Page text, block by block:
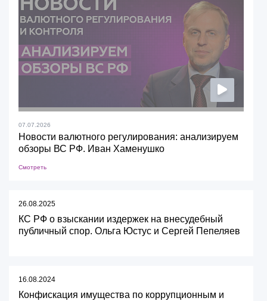
07.07.2026
Новости валютного регулирования: анализируем
обзоры ВС РФ. Иван Хаменушко
Смотреть
26.08.2025
КС РФ о взыскании издержек на внесудебный
публичный спор. Ольга Юстус и Сергей Пепеляев
16.08.2024
Конфискация имущества по коррупционным и